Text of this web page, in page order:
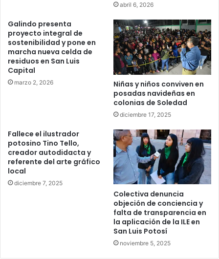
abril 6, 2026
Galindo presenta
proyecto integral de
sostenibilidad y pone en
marcha nueva celda de
residuos en San Luis
Capital
marzo 2, 2026
Niñas y niños conviven en
posadas navideñas en
colonias de Soledad
diciembre 17, 2025
Fallece el ilustrador
potosino Tino Tello,
creador autodidacta y
referente del arte gráfico
local
diciembre 7, 2025
Colectiva denuncia
objeción de conciencia y
falta de transparencia en
la aplicación de la ILE en
San Luis Potosí
noviembre 5, 2025